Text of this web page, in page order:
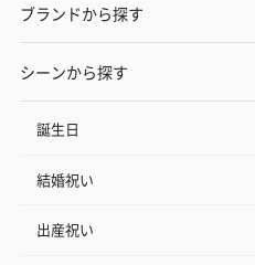
ブランドから探す
シーンから探す
誕生日
結婚祝い
出産祝い